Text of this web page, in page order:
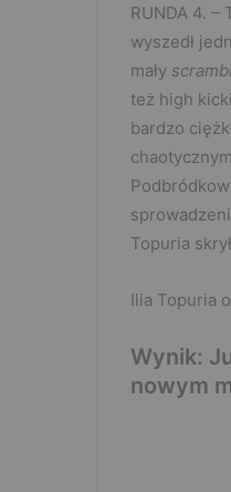
RUNDA 4.
wyszedł
mały
też high
bardzo
Topuria
Ilia Topuria
Wynik:
nowym